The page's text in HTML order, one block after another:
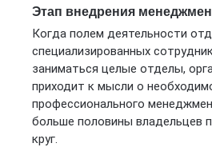
Этап внедрения
Когда полем деятельности
специализированных
заниматься целые отделы,
приходит к мысли о
профессионального
больше половины владельцев
круг.